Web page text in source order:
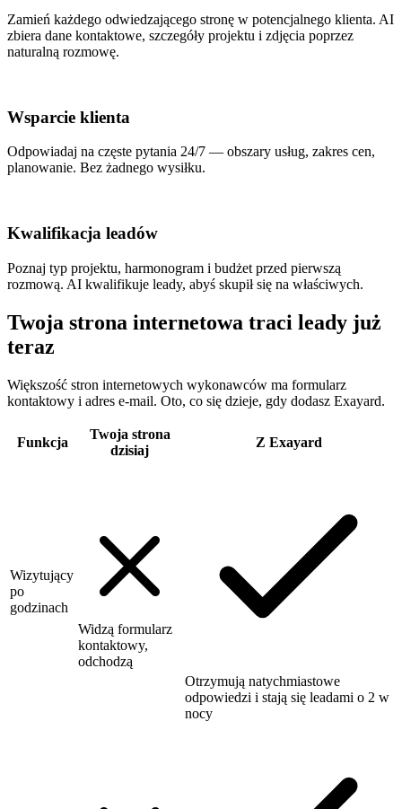
Zamień każdego odwiedzającego stronę w potencjalnego klienta. AI
zbiera dane kontaktowe, szczegóły projektu i zdjęcia poprzez
naturalną rozmowę.
Wsparcie klienta
Odpowiadaj na częste pytania 24/7 — obszary usług, zakres cen,
planowanie. Bez żadnego wysiłku.
Kwalifikacja leadów
Poznaj typ projektu, harmonogram i budżet przed pierwszą
rozmową. AI kwalifikuje leady, abyś skupił się na właściwych.
Twoja strona internetowa traci leady już
teraz
Większość stron internetowych wykonawców ma formularz
kontaktowy i adres e-mail. Oto, co się dzieje, gdy dodasz Exayard.
Funkcja
Twoja strona
dzisiaj
Z Exayard
Wizytujący
po
godzinach
Widzą formularz
kontaktowy,
odchodzą
Otrzymują natychmiastowe
odpowiedzi i stają się leadami o 2 w
nocy